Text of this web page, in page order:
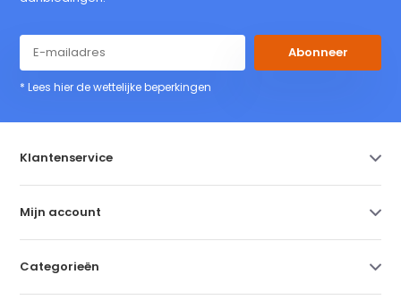
Abonneer
* Lees hier de wettelijke beperkingen
Klantenservice
Mijn account
Categorieën